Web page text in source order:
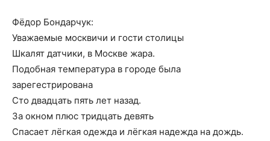
Фёдор Бондарчук:
Уважаемые москвичи и гости столицы
Шкалят датчики, в Москве жара.
Подобная температура в городе была
зарегестрирована
Сто двадцать пять лет назад.
За окном плюс тридцать девять
Спасает лёгкая одежда и лёгкая надежда на дождь.